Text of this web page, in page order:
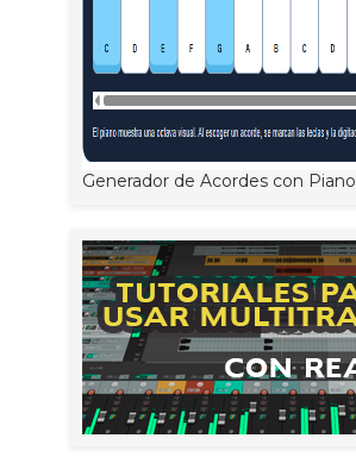
Generador de Acordes con Piano